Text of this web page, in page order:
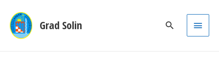
Grad Solin
Main